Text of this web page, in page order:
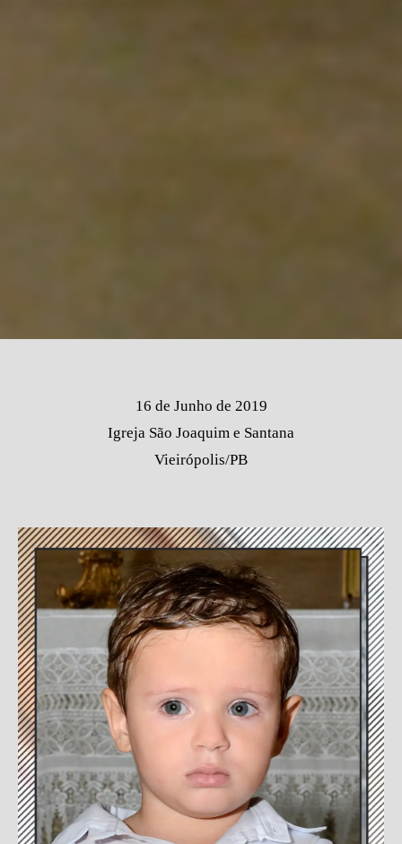
16 de Junho de 2019
Igreja São Joaquim e Santana
Vieirópolis/PB